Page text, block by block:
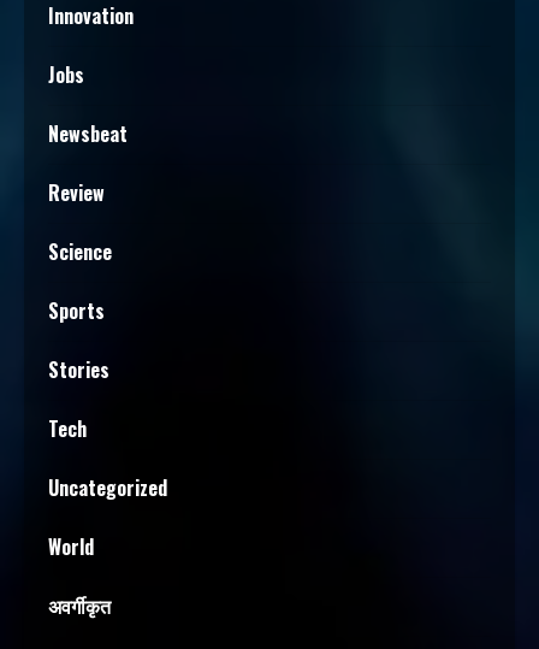
Innovation
Jobs
Newsbeat
Review
Science
Sports
Stories
Tech
Uncategorized
World
अवर्गीकृत